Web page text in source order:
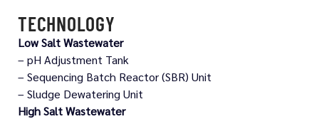
TECHNOLOGY
Low Salt Wastewater
– pH Adjustment Tank
– Sequencing Batch Reactor (SBR) Unit
– Sludge Dewatering Unit
High Salt Wastewater